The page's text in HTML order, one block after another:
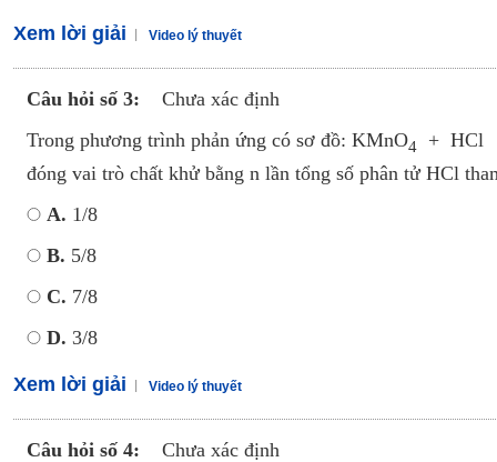
Xem lời giải Video lý thuyết
Câu hỏi số 3:
Chưa xác định
Trong phương trình phản ứng có sơ đồ: KMnO4
+ HCl
đóng vai trò chất khử bằng n lần tổng số phân tử HCl
A. 1/8
B. 5/8
C. 7/8
D. 3/8
Xem lời giải Video lý thuyết
Câu hỏi số 4:
Chưa xác định